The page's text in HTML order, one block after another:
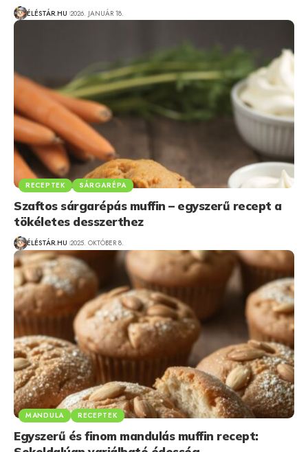
ÉLÉSTÁR.HU 2026. JANUÁR 18.
RECEPTEK SÁRGARÉPA
Szaftos sárgarépás muffin – egyszerű recept a
tökéletes desszerthez
ÉLÉSTÁR.HU 2025. OKTÓBER 8.
MANDULA RECEPTEK
Egyszerű és finom mandulás muffin recept: